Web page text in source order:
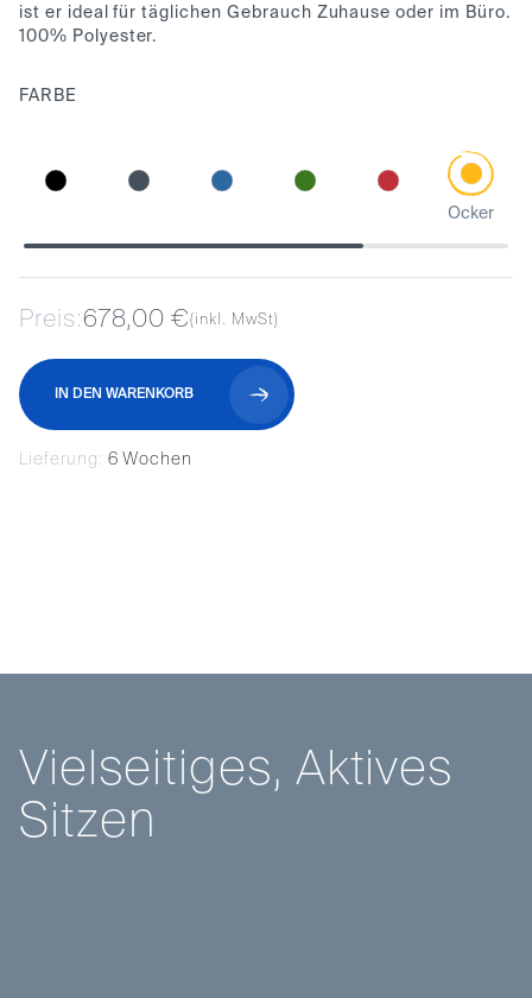
ist er ideal für täglichen Gebrauch Zuhause oder im Büro.
100% Polyester.
FARBE
Ocker
Preis: 678,00 €(inkl. MwSt)
IN DEN WARENKORB
Lieferung: 6 Wochen
Vie seitiges, Aktives
Sitzen